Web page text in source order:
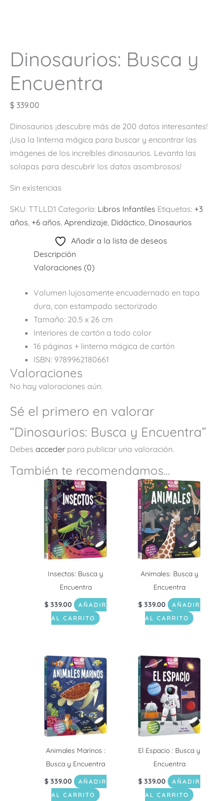
Dinosaurios: Busca y
Encuentra
$ 339.00
Dinosaurios ¡descubre más de 200 datos interesantes!
¡Usa la linterna mágica para buscar y encontrar las
imágenes de los increíbles dinosaurios. Levanta las
solapas para descubrir los datos asombrosos!
Sin existencias
SKU: TTLLD1 Categoría: Libros Infantiles Etiquetas: +3
años +6 años Aprendizaje Didáctico Dinosaurios
Añadir a la lista de deseos
Descripción
Valoraciones (0)
Volumen lujosamente encuadernado en tapa
dura, con estampado sectorizado
Tamaño: 20.5 x 26 cm
Interiores de cartón a todo color
16 páginas + linterna mágica de cartón
ISBN: 9789962180661
Valoraciones
No hay valoraciones aún.
Sé el primero en valorar
“Dinosaurios: Busca y Encuentra”
Debes acceder para publicar una valoración.
También te recomendamos…
Insectos: Busca y
Encuentra
$ 339.00
AÑADIR
AL CARRITO
Animales: Busca y
Encuentra
$ 339.00
AÑADIR
AL CARRITO
Animales Marinos :
Busca y Encuentra
$ 339.00
AÑADIR
AL CARRITO
El Espacio : Busca y
Encuentra
$ 339.00
AÑADIR
AL CARRITO